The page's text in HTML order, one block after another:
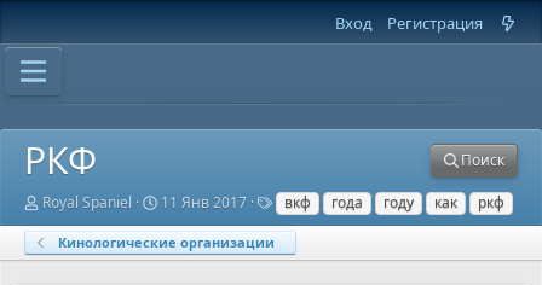
Вход Регистрация
РКФ
Поиск
А
т
о
Royal Spaniel
Д
т
а
11 Янв 2017
Т
е
г
и
вкф года году как ркф
Кинологические организации